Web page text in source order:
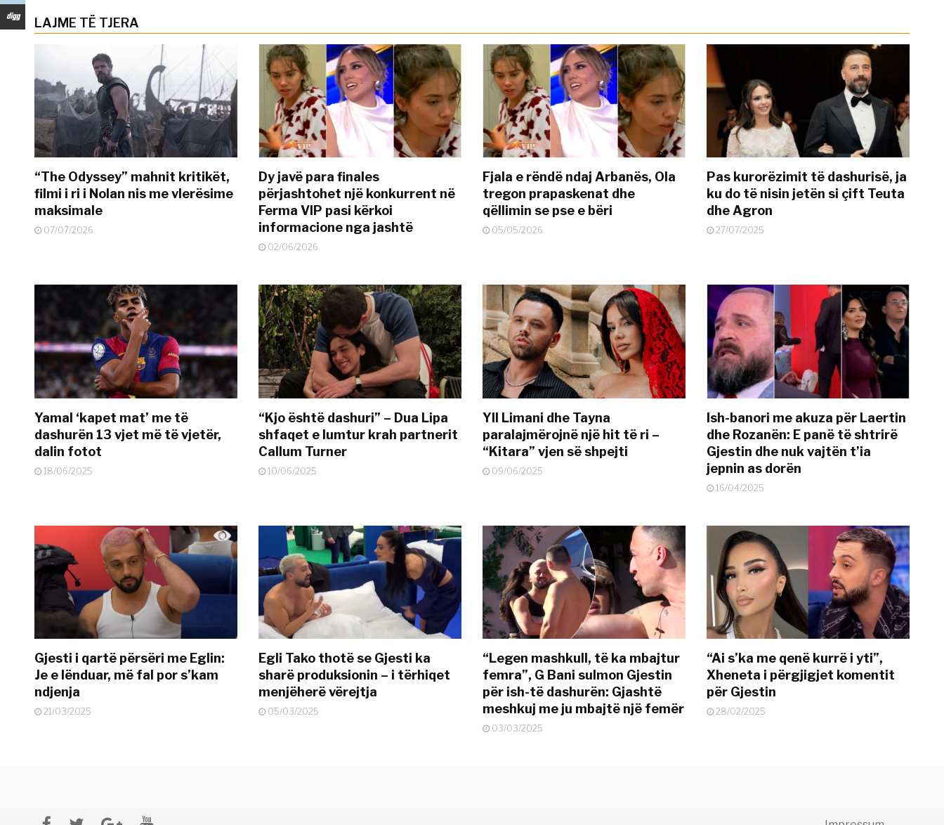
LAJME TË TJERA
“The Odyssey” mahnit kritikët,
filmi i ri i Nolan nis me vlerësime
maksimale
07/07/2026
Dy javë para finales
përjashtohet një konkurrent në
Ferma VIP pasi kërkoi
informacione nga jashtë
02/06/2026
Fjala e rëndë ndaj Arbanës, Ola
tregon prapaskenat dhe
qëllimin se pse e bëri
05/05/2026
Pas kurorëzimit të dashurisë, ja
ku do të nisin jetën si çift Teuta
dhe Agron
27/07/2025
Yamal ‘kapet mat’ me të
dashurën 13 vjet më të vjetër,
dalin fotot
18/06/2025
“Kjo është dashuri” – Dua Lipa
shfaqet e lumtur krah partnerit
Callum Turner
10/06/2025
Yll Limani dhe Tayna
paralajmërojnë një hit të ri –
“Kitara” vjen së shpejti
09/06/2025
Ish-banori me akuza për Laertin
dhe Rozanën: E panë të shtrirë
Gjestin dhe nuk vajtën t’ia
jepnin as dorën
16/04/2025
Gjesti i qartë përsëri me Eglin:
Je e lënduar, më fal por s’kam
ndjenja
21/03/2025
Egli Tako thotë se Gjesti ka
sharë produksionin – i tërhiqet
menjëherë vërejtja
05/03/2025
“Legen mashkull, të ka mbajtur
femra”, G Bani sulmon Gjestin
për ish-të dashurën: Gjashtë
meshkuj me ju mbajtë një femër
03/03/2025
“Ai s’ka me qenë kurrë i yti”,
Xheneta i përgjigjet komentit
për Gjestin
28/02/2025